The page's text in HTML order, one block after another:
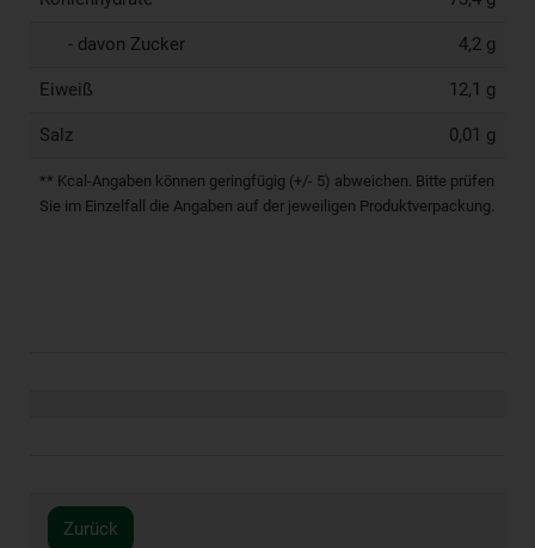
- davon Zucker 4,2 g
Eiweiß 12,1 g
Salz 0,01 g
** Kcal-Angaben können geringfügig (+/- 5) abweichen. Bitte prüfen
Sie im Einzelfall die Angaben auf der jeweiligen Produktverpackung.
Zurück